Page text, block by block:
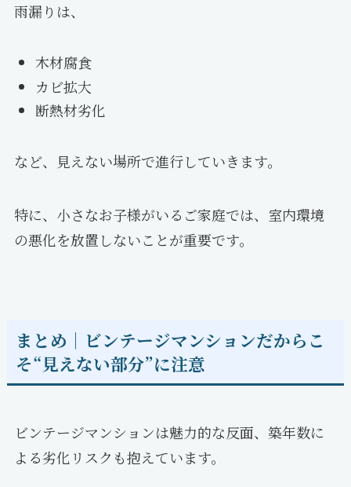
雨漏りは、
木材腐食
カビ拡大
断熱材劣化
など、見えない場所で進行していきます。
特に、小さなお子様がいるご家庭では、室内環境
の悪化を放置しないことが重要です。
まとめ｜ビンテージマンションだからこ
そ“見えない部分”に注意
ビンテージマンションは魅力的な反面、築年数に
よる劣化リスクも抱えています。